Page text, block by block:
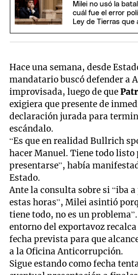
Milei no usó la
cuál fue el error
Ley de Tierras que
Hace una semana, desde
mandatario buscó defender a
improvisada, luego de que
exigiera que presente de
declaración jurada para
escándalo.
“Es que en realidad Bullrich
hacer Manuel. Tiene todo listo
presentarse”, había
Estado.
Ante la consulta sobre si “iba
estas horas”, Milei asintió
tiene todo, no es un
entorno del exportavoz recalca
fecha prevista para que
a la Oficina Anticorrupción.
Sigue estando como fecha